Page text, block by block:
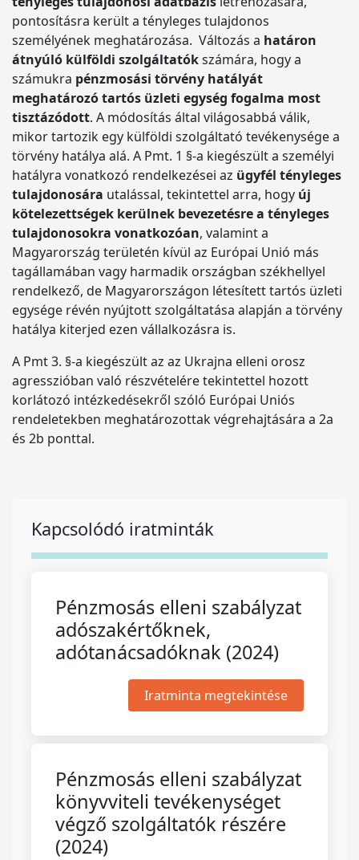
pontosításra került a tényleges tulajdonos
személyének meghatározása. Változás a határon
átnyúló külföldi szolgáltatókszámára, hogy a
számukra pénzmosási törvény hatályát
meghatározó tartós üzleti egység fogalma most
tisztázódott. A módosítás által világosabbá válik,
mikor tartozik egy külföldi szolgáltató tevékenysége a
törvény hatálya alá. A Pmt. 1 §-a kiegészült a személyi
hatályra vonatkozó rendelkezései az ügyfél tényleges
tulajdonosára utalással, tekintettel arra, hogy új
kötelezettségek kerülnek bevezetésre a tényleges
tulajdonosokra vonatkozóan, valamint a
Magyarország területén kívül az Európai Unió más
tagállamában vagy harmadik országban székhellyel
rendelkező, de Magyarországon létesített tartós üzleti
egysége révén nyújtott szolgáltatása alapján a törvény
hatálya kiterjed ezen vállalkozásra is.
A Pmt 3. §-a kiegészült az az Ukrajna elleni orosz
agresszióban való részvételére tekintettel hozott
korlátozó intézkedésekről szóló Európai Uniós
rendeletekben meghatározottak végrehajtására a 2a
és 2b ponttal.
Kapcsolódó iratminták
Pénzmosás elleni szabályzat
adószakértőknek,
adótanácsadóknak (2024)
Iratminta megtekintése
Pénzmosás elleni szabályzat
könyvviteli tevékenységet
végző szolgáltatók részére
(2024)